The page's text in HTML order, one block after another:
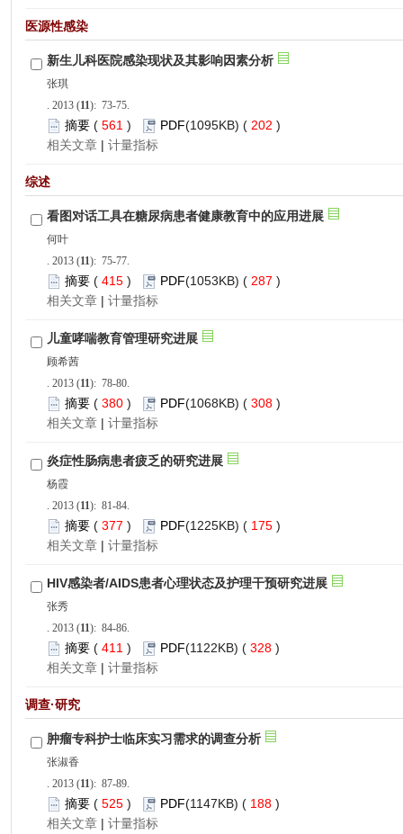
): 73-75.
561 ) 202 )
|
): 75-77.
415 ) 287 )
|
): 78-80.
380 ) 308 )
|
): 81-84.
377 ) 175 )
|
): 84-86.
411 ) 328 )
|
): 87-89.
525 ) 188 )
|